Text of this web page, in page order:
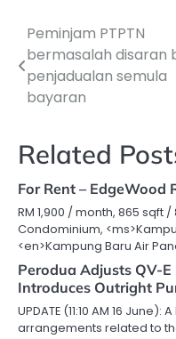
Post
navigation
Peminjam PTPTN
bermasalah disaran
penjadualan semula
bayaran
Related
For Rent – EdgeWood
RM 1,900 / month, 865 sqft
Condominium,
<en>Kampung Baru Air
Perodua Adjusts QV-
Introduces Outright
UPDATE (11:10 AM 16
arrangements related to